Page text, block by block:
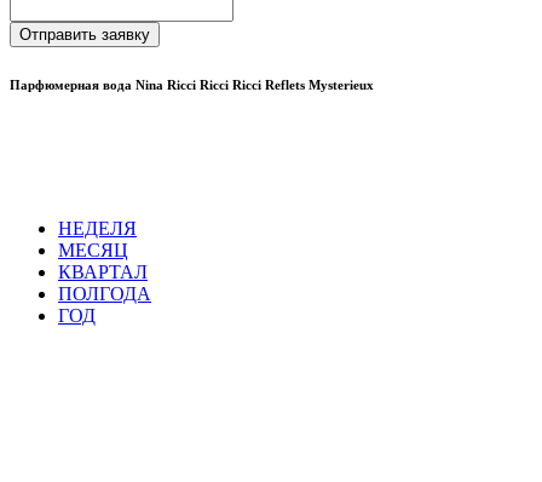
Отправить заявку
Парфюмерная вода Nina Ricci Ricci Ricci Reflets Mysterieux
НЕДЕЛЯ
МЕСЯЦ
КВАРТАЛ
ПОЛГОДА
ГОД